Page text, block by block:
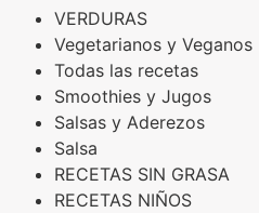
VERDURAS
Vegetarianos y Veganos
Todas las recetas
Smoothies y Jugos
Salsas y Aderezos
Salsa
RECETAS SIN GRASA
RECETAS NIÑOS